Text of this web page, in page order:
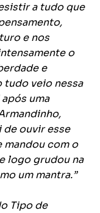
a tudo que
e nos
o
e
tudo veio nessa
uma
de ouvir esse
mandou com o
logo grudou na
um mantra.”
Tipo de